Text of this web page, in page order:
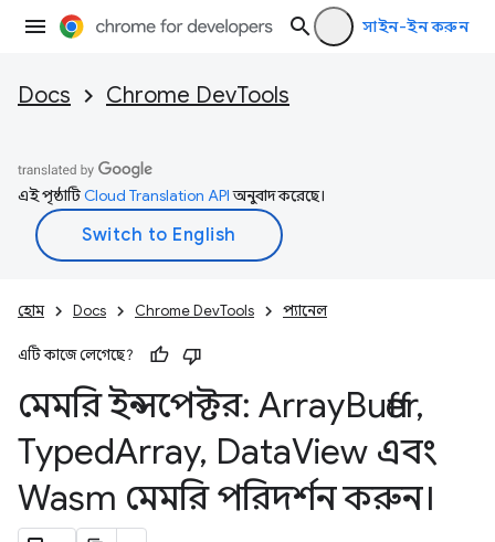
সাইন-ইন করুন
Docs Chrome DevTools
এই পৃষ্ঠাটিCloud Translation APIঅনুবাদ করেছে।
হোম Docs Chrome DevTools প্যানেল
এটি কাজে লেগেছে?
মেমরি ইন্সপেক্টর: ArrayBuffer,
TypedArray, DataView এবং
Wasm মেমরি পরিদর্শন করুন।